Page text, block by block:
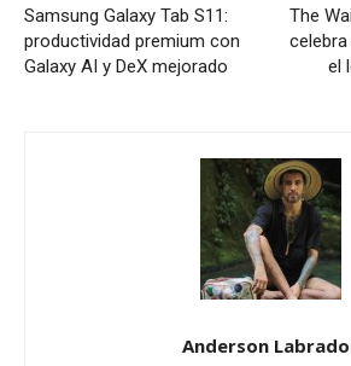
Samsung Galaxy Tab S11:
productividad premium con
Galaxy AI y DeX mejorado
The
el
Anderson